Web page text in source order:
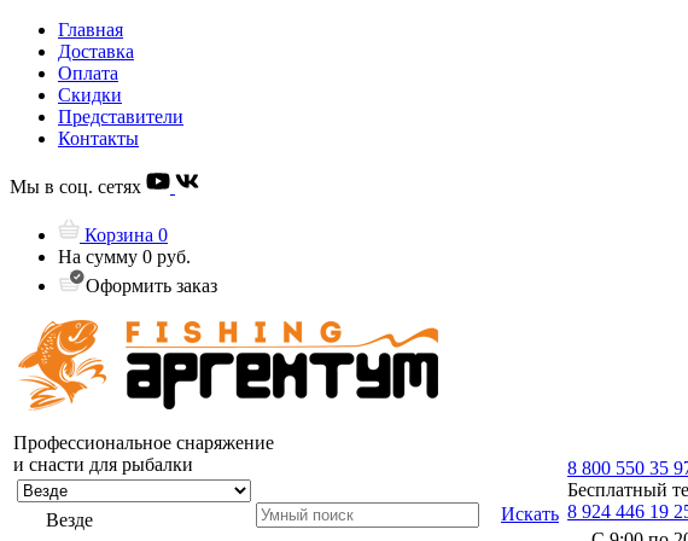
Главная
Доставка
Оплата
Скидки
Представители
Контакты
Мы в соц. сетях
Корзина 0
На сумму 0 руб.
Оформить заказ
Профессиональное снаряжение
и снасти для рыбалки
Везде Искать
8 800 550 35
Бесплатный
8 924 446 19